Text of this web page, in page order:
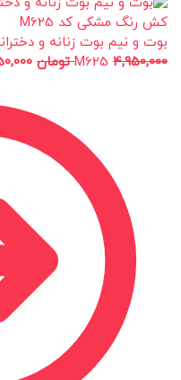
بوت و نیم بوت زنانه و
M625 4,950,000 تومان